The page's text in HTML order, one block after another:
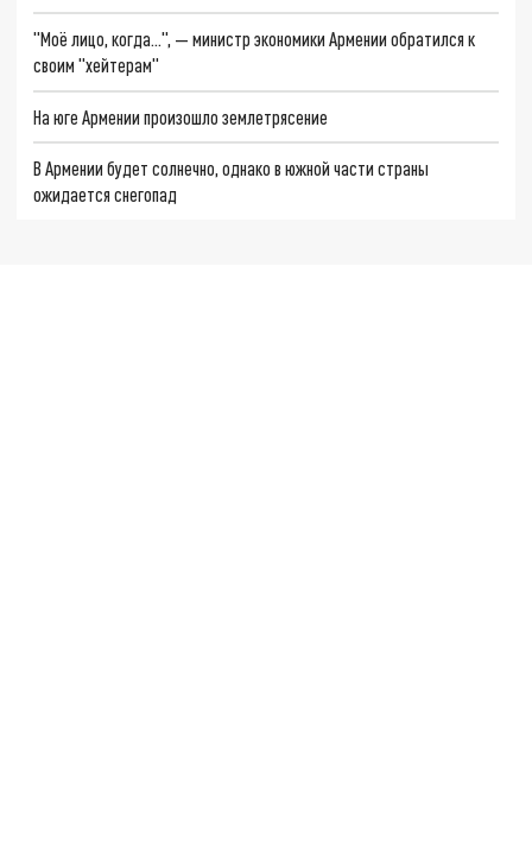
"Моё лицо, когда...", — министр экономики Армении обратился к
своим "хейтерам"
На юге Армении произошло землетрясение
В Армении будет солнечно, однако в южной части страны
ожидается снегопад